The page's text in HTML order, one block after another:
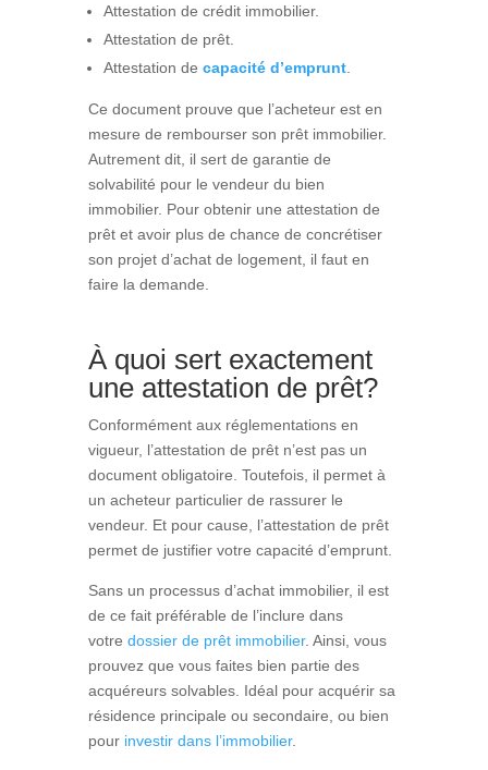
Attestation de crédit immobilier.
Attestation de prêt.
Attestation de capacité d’emprunt.
Ce document prouve que l’acheteur est en
mesure de rembourser son prêt immobilier.
Autrement dit, il sert de garantie de
solvabilité pour le vendeur du bien
immobilier. Pour obtenir une attestation de
prêt et avoir plus de chance de concrétiser
son projet d’achat de logement, il faut en
faire la demande.
À quoi sert exactement
une attestation de prêt?
Conformément aux réglementations en
vigueur, l’attestation de prêt n’est pas un
document obligatoire. Toutefois, il permet à
un acheteur particulier de rassurer le
vendeur. Et pour cause, l’attestation de prêt
permet de justifier votre capacité d’emprunt.
Sans un processus d’achat immobilier, il est
de ce fait préférable de l’inclure dans
votre dossier de prêt immobilier. Ainsi, vous
prouvez que vous faites bien partie des
acquéreurs solvables. Idéal pour acquérir sa
résidence principale ou secondaire, ou bien
pour investir dans l’immobilier.